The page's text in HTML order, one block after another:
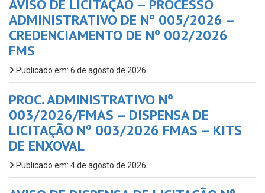
AVISO DE LICITAÇÃO – PROCESSO
ADMINISTRATIVO DE Nº 005/2026 –
CREDENCIAMENTO DE Nº 002/2026
FMS
Publicado em: 6 de agosto de 2026
PROC. ADMINISTRATIVO Nº
003/2026/FMAS – DISPENSA DE
LICITAÇÃO Nº 003/2026 FMAS – KITS
DE ENXOVAL
Publicado em: 4 de agosto de 2026